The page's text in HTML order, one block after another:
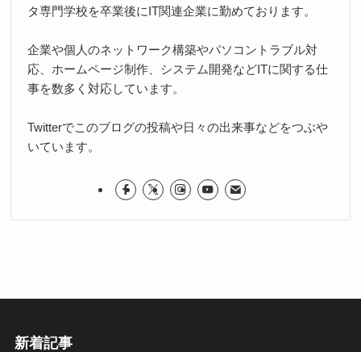
タ専門学校を卒業後にIT関連企業に勤めております。
企業や個人のネットワーク構築やパソコントラブル対
応、ホームページ制作、システム開発などITに関する仕
事を数多く対応しています。
Twitterでこのブログの投稿や日々の出来事などをつぶや
いています。
新着記事